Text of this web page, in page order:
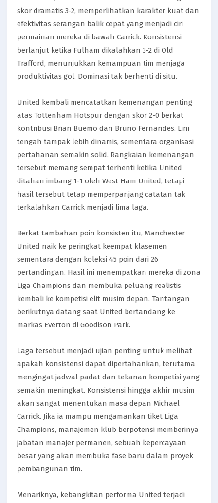
skor dramatis 3-2, memperlihatkan karakter kuat dan
efektivitas serangan balik cepat yang menjadi ciri
permainan mereka di bawah Carrick. Konsistensi
berlanjut ketika Fulham dikalahkan 3-2 di Old
Trafford, menunjukkan kemampuan tim menjaga
produktivitas gol. Dominasi tak berhenti di situ.
United kembali mencatatkan kemenangan penting
atas Tottenham Hotspur dengan skor 2-0 berkat
kontribusi Brian Buemo dan Bruno Fernandes. Lini
tengah tampak lebih dinamis, sementara organisasi
pertahanan semakin solid. Rangkaian kemenangan
tersebut memang sempat terhenti ketika United
ditahan imbang 1-1 oleh West Ham United, tetapi
hasil tersebut tetap memperpanjang catatan tak
terkalahkan Carrick menjadi lima laga.
Berkat tambahan poin konsisten itu, Manchester
United naik ke peringkat keempat klasemen
sementara dengan koleksi 45 poin dari 26
pertandingan. Hasil ini menempatkan mereka di zona
Liga Champions dan membuka peluang realistis
kembali ke kompetisi elit musim depan. Tantangan
berikutnya datang saat United bertandang ke
markas Everton di Goodison Park.
Laga tersebut menjadi ujian penting untuk melihat
apakah konsistensi dapat dipertahankan, terutama
mengingat jadwal padat dan tekanan kompetisi yang
semakin meningkat. Konsistensi hingga akhir musim
akan sangat menentukan masa depan Michael
Carrick. Jika ia mampu mengamankan tiket Liga
Champions, manajemen klub berpotensi memberinya
jabatan manajer permanen, sebuah kepercayaan
besar yang akan membuka fase baru dalam proyek
pembangunan tim.
Menariknya, kebangkitan performa United terjadi